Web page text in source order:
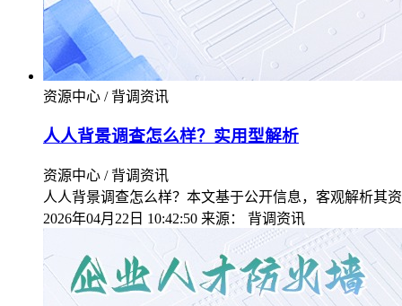
资源中心 / 背调资讯
人人背景调查怎么样？实用型解析
资源中心 / 背调资讯
人人背景调查怎么样？本文基于公开信息，客观解析其
2026年04月22日 10:42:50 来源： 背调资讯